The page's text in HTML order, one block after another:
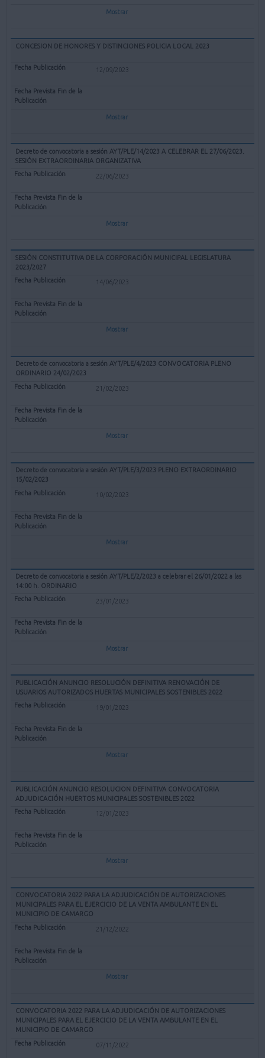
Mostrar
CONCESION DE HONORES Y DISTINCIONES POLICIA LOCAL 2023
12/09/2023
Mostrar
Decreto de convocatoria a sesión AYT/PLE/14/2023 A CELEBRAR EL 27/06/2023.
SESIÓN EXTRAORDINARIA ORGANIZATIVA
22/06/2023
Mostrar
SESIÓN CONSTITUTIVA DE LA CORPORACIÓN MUNICIPAL LEGISLATURA
2023/2027
14/06/2023
Mostrar
Decreto de convocatoria a sesión AYT/PLE/4/2023 CONVOCATORIA PLENO
ORDINARIO 24/02/2023
21/02/2023
Mostrar
Decreto de convocatoria a sesión AYT/PLE/3/2023 PLENO EXTRAORDINARIO
15/02/2023
10/02/2023
Mostrar
Decreto de convocatoria a sesión AYT/PLE/2/2023 a celebrar el 26/01/2022 a las
14:00 h. ORDINARIO
23/01/2023
Mostrar
PUBLICACIÓN ANUNCIO RESOLUCIÓN DEFINITIVA RENOVACIÓN DE
USUARIOS AUTORIZADOS HUERTAS MUNICIPALES SOSTENIBLES 2022
19/01/2023
Mostrar
PUBLICACIÓN ANUNCIO RESOLUCION DEFINITIVA CONVOCATORIA
ADJUDICACIÓN HUERTOS MUNICIPALES SOSTENIBLES 2022
12/01/2023
Mostrar
CONVOCATORIA 2022 PARA LA ADJUDICACIÓN DE AUTORIZACIONES
MUNICIPALES PARA EL EJERCICIO DE LA VENTA AMBULANTE EN EL
MUNICIPIO DE CAMARGO
21/12/2022
Mostrar
CONVOCATORIA 2022 PARA LA ADJUDICACIÓN DE AUTORIZACIONES
MUNICIPALES PARA EL EJERCICIO DE LA VENTA AMBULANTE EN EL
MUNICIPIO DE CAMARGO
07/11/2022